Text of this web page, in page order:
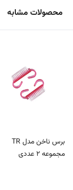
محصولات مشابه
برس ناخن مدل TR
مجموعه 2 عددی